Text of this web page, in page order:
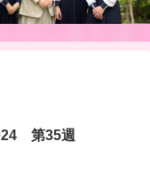
第35週